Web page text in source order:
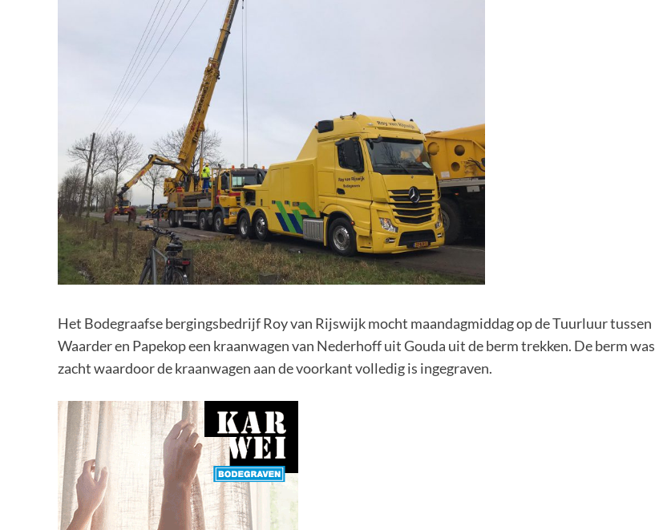
Het Bodegraafse bergingsbedrijf Roy van Rijswijk mocht maandagmiddag op de Tuurluur tussen
Waarder en Papekop een kraanwagen van Nederhoff uit Gouda uit de berm trekken. De berm was
zacht waardoor de kraanwagen aan de voorkant volledig is ingegraven.